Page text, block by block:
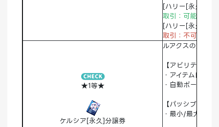
[ハリー[永久]分
取引：可能 破
[ハリー[永久]]
取引：不可
★1等★
ケルシア[永久]分譲券
ルアクスの妹で
【アビリティ】
・アイテム自動拾
・自動ポーショ
【パッシブスキル
・最小/最大ダメ